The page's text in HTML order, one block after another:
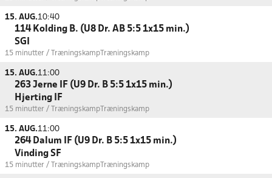
15. AUG.10:40
114 Kolding B. (U8 Dr. AB 5:5 1x15 min.)
SGI
15 minutter / Træningskamp Træningskamp
15. AUG.11:00
263 Jerne IF (U9 Dr. B 5:5 1x15 min.)
Hjerting IF
15 minutter / Træningskamp Træningskamp
15. AUG.11:00
264 Dalum IF (U9 Dr. B 5:5 1x15 min.)
Vinding SF
15 minutter / Træningskamp Træningskamp